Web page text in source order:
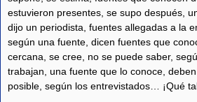
estuvieron presentes, se supo después,
dijo un periodista, fuentes allegadas a la
según una fuente, dicen fuentes que
cercana, se cree, no se puede saber,
trabajan, una fuente que lo conoce,
posible, según los entrevistados… ¡Qué